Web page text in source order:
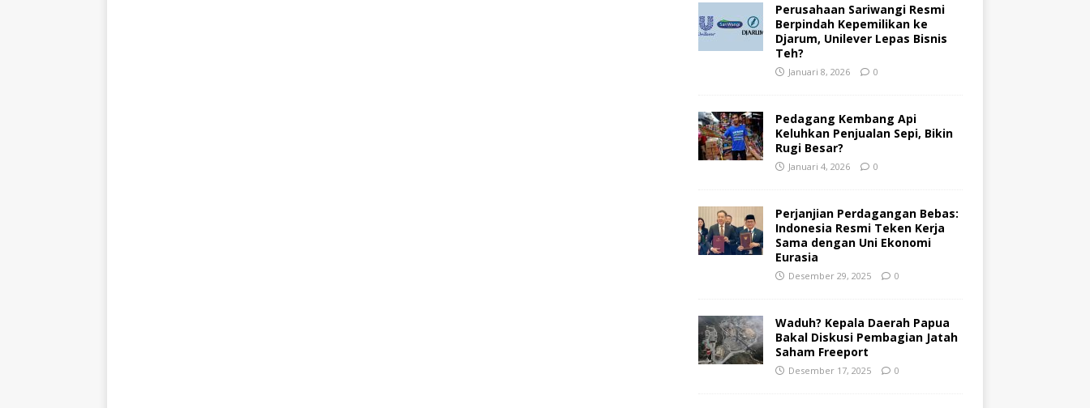
Perusahaan Sariwangi Resmi
Berpindah Kepemilikan ke
Djarum, Unilever Lepas Bisnis
Teh?
Januari 8, 2026 0
Pedagang Kembang Api
Keluhkan Penjualan Sepi, Bikin
Rugi Besar?
Januari 4, 2026 0
Perjanjian Perdagangan Bebas:
Indonesia Resmi Teken Kerja
Sama dengan Uni Ekonomi
Eurasia
Desember 29, 2025 0
Waduh? Kepala Daerah Papua
Bakal Diskusi Pembagian Jatah
Saham Freeport
Desember 17, 2025 0